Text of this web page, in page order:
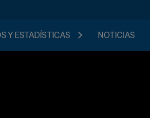
Y ESTADÍSTICAS NOTICIAS